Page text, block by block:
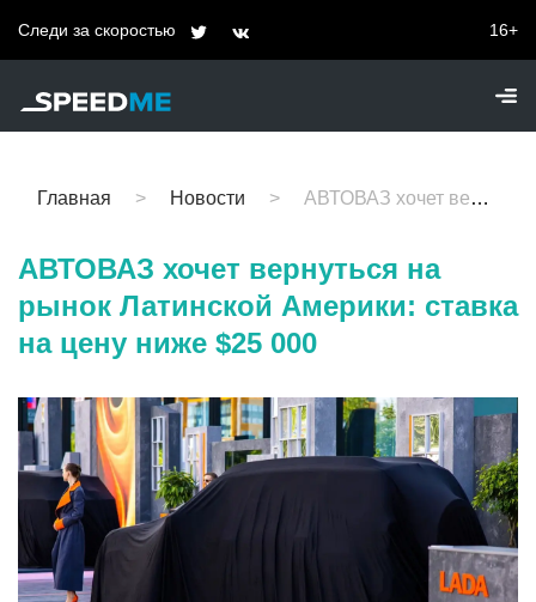
Следи за скоростью 16+
Главная Новости АВТОВАЗ хочет вернуться на рынок Латинской Америки: ставка на цену ниже $25 000
АВТОВАЗ хочет вернуться на
рынок Латинской Америки: ставка
на цену ниже $25 000